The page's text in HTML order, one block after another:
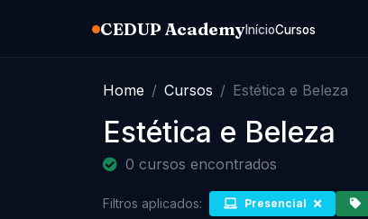
CEDUP AcademyInícioCursos
Home Cursos Estética e Beleza
Estética e Beleza
0 cursos encontrados
Filtros aplicados: Presencial